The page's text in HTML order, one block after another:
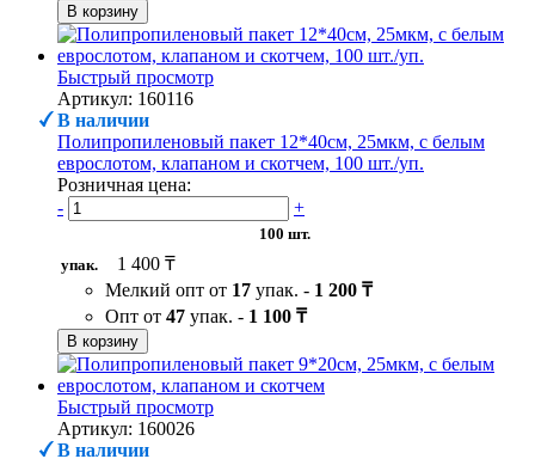
В корзину
Быстрый просмотр
Артикул: 160116
В наличии
Полипропиленовый пакет 12*40см, 25мкм, с белым
еврослотом, клапаном и скотчем, 100 шт./уп.
Розничная цена:
-
+
100 шт.
упак.
1 400 ₸
Мелкий опт от 17 упак. - 1 200 ₸
Опт от 47 упак. - 1 100 ₸
В корзину
Быстрый просмотр
Артикул: 160026
В наличии